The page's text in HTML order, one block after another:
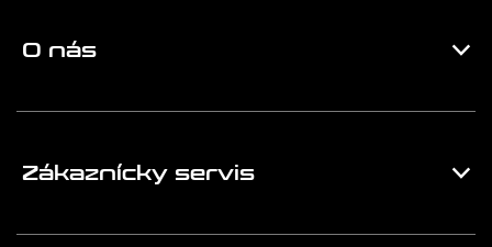
O nás
Zákaznícky servis